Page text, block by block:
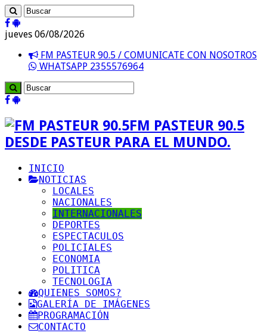
jueves 06/08/2026
FM PASTEUR 90.5 / COMUNICATE CON NOSOTROS
WHATSAPP 2355576964
FM PASTEUR 90.5
DESDE PASTEUR PARA EL MUNDO.
INICIO
NOTICIAS
LOCALES
NACIONALES
INTERNACIONALES
DEPORTES
ESPECTACULOS
POLICIALES
ECONOMIA
POLITICA
TECNOLOGIA
QUIENES SOMOS?
GALERÍA DE IMÁGENES
PROGRAMACIÓN
CONTACTO